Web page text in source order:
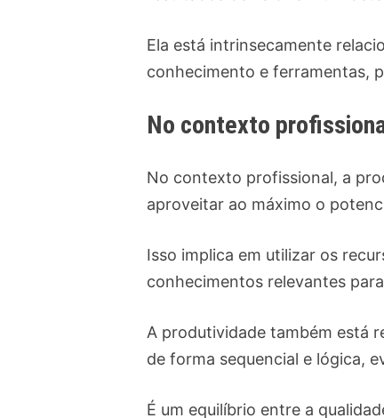
Ela está intrinsecamente
conhecimento e ferramentas,
No contexto
No contexto profissional, a
aproveitar ao máximo o
Isso implica em utilizar os
conhecimentos relevantes
A produtividade também está
de forma sequencial e lógica,
É um equilíbrio entre a